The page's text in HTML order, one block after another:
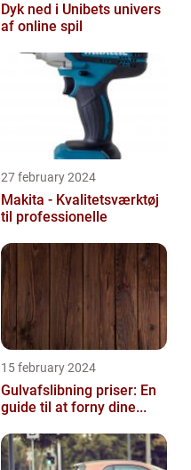
Dyk ned i Unibets univers
af online spil
27 february 2024
Makita - Kvalitetsværktøj
til professionelle
15 february 2024
Gulvafslibning priser: En
guide til at forny dine...